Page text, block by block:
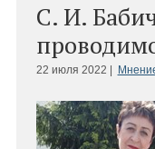
С. И.
22 июля 2022 |